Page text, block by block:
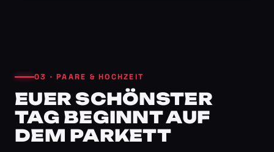
03 · PAARE & HOCHZEIT
EUER SCHÖNSTER
TAG BEGINNT AUF
DEM PARKETT